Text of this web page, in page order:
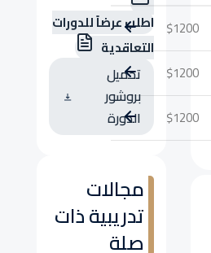
اطلب عرضاً للدورات
التعاقدية
تحميل
بروشور
الدورة
مجالات
تدريبية ذات
صلة
$1200
$1200
$1200